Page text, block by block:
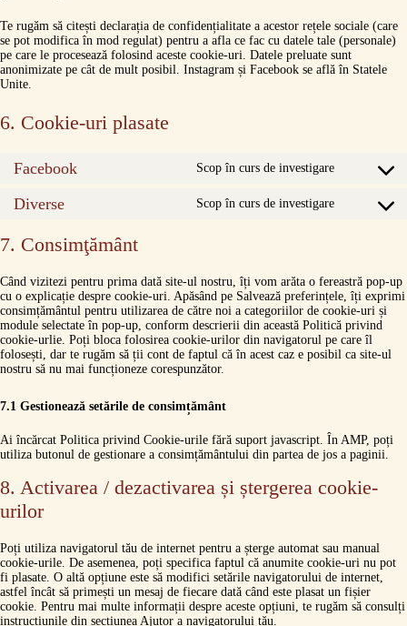
Te rugăm să citești declarația de confidențialitate a acestor rețele sociale (care
se pot modifica în mod regulat) pentru a afla ce fac cu datele tale (personale)
pe care le procesează folosind aceste cookie-uri. Datele preluate sunt
anonimizate pe cât de mult posibil. Instagram și Facebook se află în Statele
Unite.
6. Cookie-uri plasate
Facebook Scop în curs de investigare
Consent
service
Diverse Scop în curs de investigare
Consent
7. Consimţământ
Când vizitezi pentru prima dată site-ul nostru, îți vom arăta o fereastră pop-up
cu o explicație despre cookie-uri. Apăsând pe Salvează preferințele, îți exprimi
consimțământul pentru utilizarea de către noi a categoriilor de cookie-uri și
module selectate în pop-up, conform descrierii din această Politică privind
cookie-urlie. Poți bloca folosirea cookie-urilor din navigatorul pe care îl
folosești, dar te rugăm să ții cont de faptul că în acest caz e posibil ca site-ul
nostru să nu mai funcționeze corespunzător.
7.1 Gestionează setările de consimțământ
Ai încărcat Politica privind Cookie-urile fără suport javascript. În AMP, poți
utiliza butonul de gestionare a consimțământului din partea de jos a paginii.
8. Activarea / dezactivarea și ștergerea cookie-
urilor
Poți utiliza navigatorul tău de internet pentru a șterge automat sau manual
cookie-urile. De asemenea, poți specifica faptul că anumite cookie-uri nu pot
fi plasate. O altă opțiune este să modifici setările navigatorului de internet,
astfel încât să primești un mesaj de fiecare dată când este plasat un fișier
cookie. Pentru mai multe informații despre aceste opțiuni, te rugăm să consulți
instrucțiunile din secțiunea Ajutor a navigatorului tău.
Schimband adresa, este posibil să se șteargă și coșul de cumpărături în
Anulează